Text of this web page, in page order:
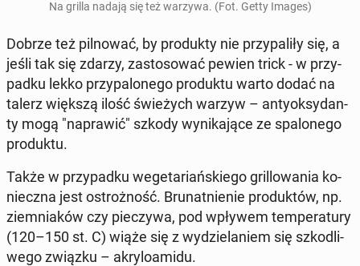
Na grilla nadają się też warzywa. (Fot. Getty Images)
Dobrze też pil­no­wać, by pro­duk­ty nie przy­pa­li­ły się, a
jeśli tak się zdarzy, za­sto­so­wać pewien trick - w przy­
pad­ku lekko przy­pa­lo­ne­go pro­duk­tu warto dodać na
talerz większą ilość świe­żych warzyw – an­ty­ok­sy­dan­
ty mogą "na­pra­wić" szkody wy­ni­ka­ją­ce ze spa­lo­ne­go
pro­duk­tu.
Także w przy­pad­ku we­ge­ta­riań­skie­go gril­lo­wa­nia ko­
niecz­na jest ostroż­ność. Bru­nat­nie­nie pro­duk­tów, np.
ziem­nia­ków czy pie­czy­wa, pod wpływem tem­pe­ra­tu­ry
(120–150 st. C) wiąże się z wy­dzie­la­niem się szko­dli­
we­go związku – akry­lo­ami­du.